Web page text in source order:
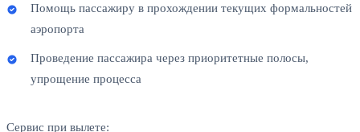
Помощь пассажиру в прохождении текущих формальностей
аэропорта
Проведение пассажира через приоритетные полосы,
упрощение процесса
Сервис при вылете: